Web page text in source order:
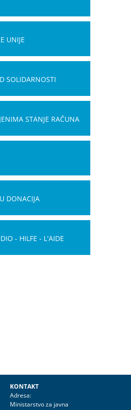
UNIJE
SOLIDARNOSTI
STANJE RAČUNA
DONACIJA
- HILFE - L'AIDE
KONTAKT
Adresa:
Ministarstvo za javna